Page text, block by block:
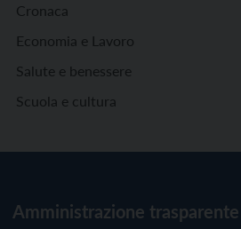
Cronaca
Economia e Lavoro
Salute e benessere
Scuola e cultura
Amministrazione trasparente